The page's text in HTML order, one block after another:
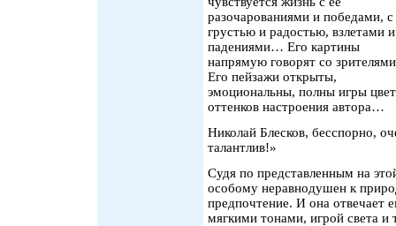
разочарованиями и победами, с
грустью и радостью, взлетами и
падениями… Его картины
напрямую говорят со
Его пейзажи открыты,
эмоциональны, полны игры
оттенков настроения автора…
Николай Блесков, бесспорно,
талантлив!»
Судя по представленным на
особому неравнодушен к
предпочтение. И она отвечает
мягкими тонами, игрой света